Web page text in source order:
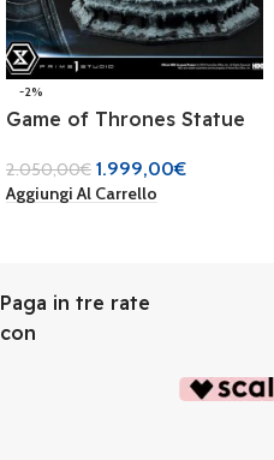
-2%
Game of Thrones Statue
N 1 di 100 by Prime1
2.050,00€ 1.999,00€
Aggiungi Al Carrello
Paga in tre rate
con